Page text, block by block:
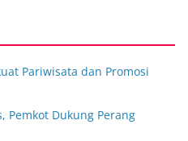
Pariwisata dan Promosi
Pemkot Dukung Perang